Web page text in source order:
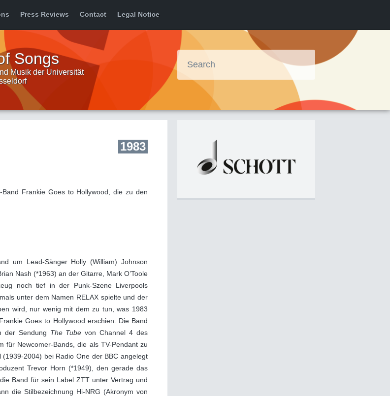
Press Reviews Contact Legal Notice
Songs
Musik der Universität
1983
Frankie Goes to Hollywood, die zu den
um Lead-Sänger Holly (William) Johnson
Nash (*1963) an der Gitarre, Mark O’Toole
noch tief in der Punk-Szene Liverpools
unter dem Namen RELAX spielte und der
wird, nur wenig mit dem zu tun, was 1983
Goes to Hollywood erschien. Die Band
der Sendung The Tube von Channel 4 des
für Newcomer-Bands, die als TV-Pendant zu
2004) bei Radio One der BBC angelegt
Trevor Horn (*1949), den gerade das
Band für sein Label ZTT unter Vertrag und
die Stilbezeichnung Hi-NRG (Akronym von